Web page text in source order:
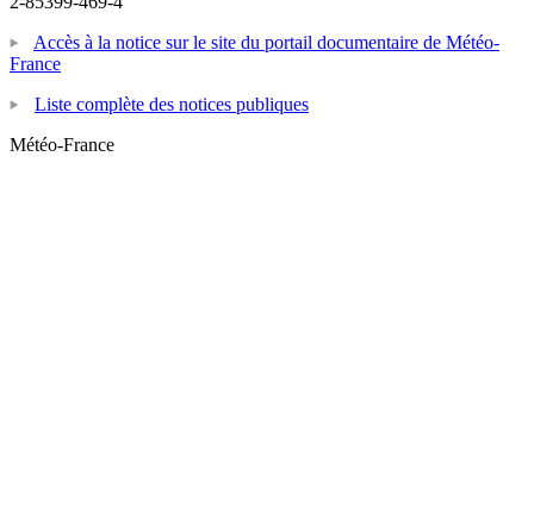
Accès à la notice sur le site du portail documentaire de Météo-
France
Liste complète des notices publiques
Météo-France